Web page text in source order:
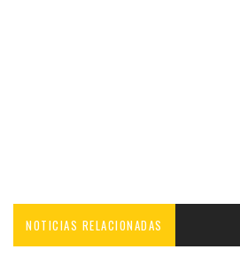
NOTICIAS RELACIONADAS